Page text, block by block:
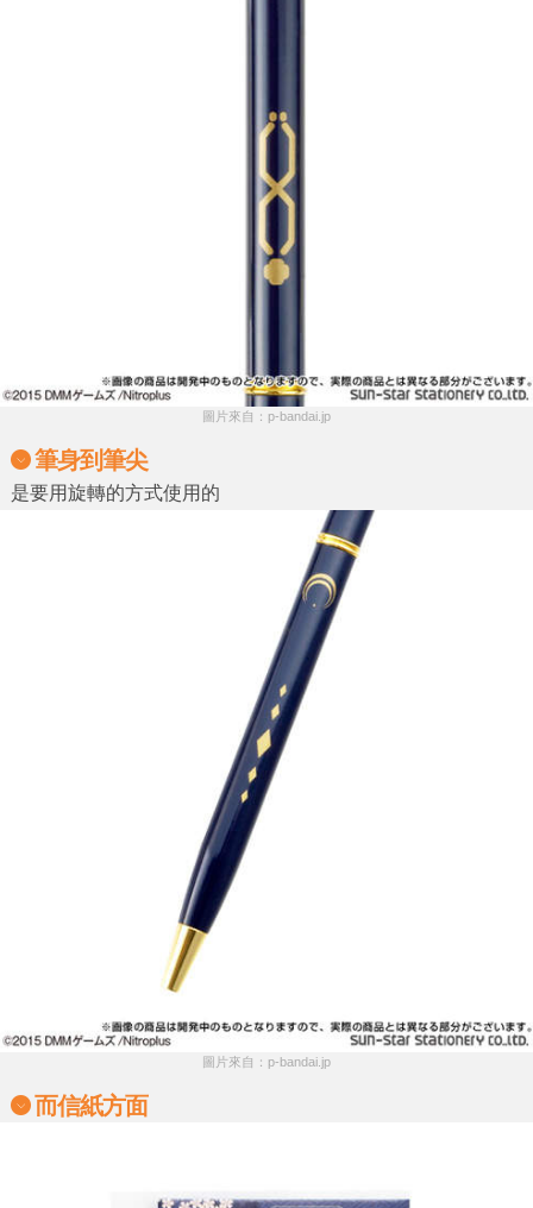
圖片來自：p-bandai.jp
筆身到筆尖
是要用旋轉的方式使用的
圖片來自：p-bandai.jp
而信紙方面